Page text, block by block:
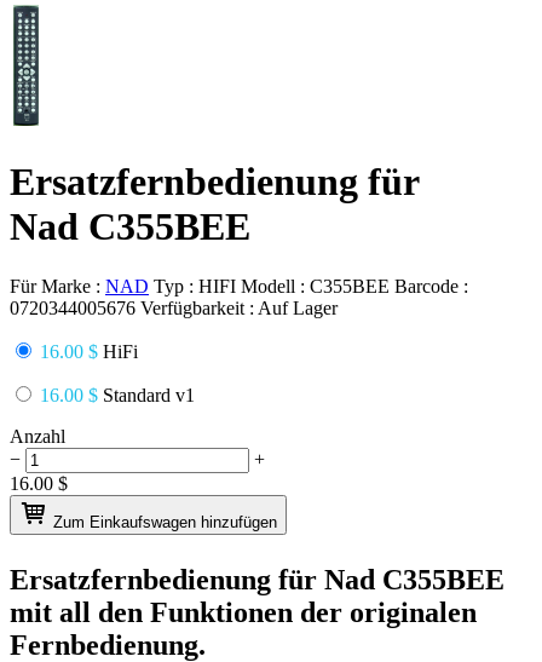
Ersatzfernbedienung für
Nad C355BEE
Für Marke : NAD Typ : HIFI Modell : C355BEE Barcode :
0720344005676 Verfügbarkeit : Auf Lager
16.00 $ HiFi
16.00 $ Standard v1
Anzahl
−
+
16.00 $
Zum Einkaufswagen hinzufügen
Ersatzfernbedienung für Nad C355BEE
mit all den Funktionen der originalen
Fernbedienung.